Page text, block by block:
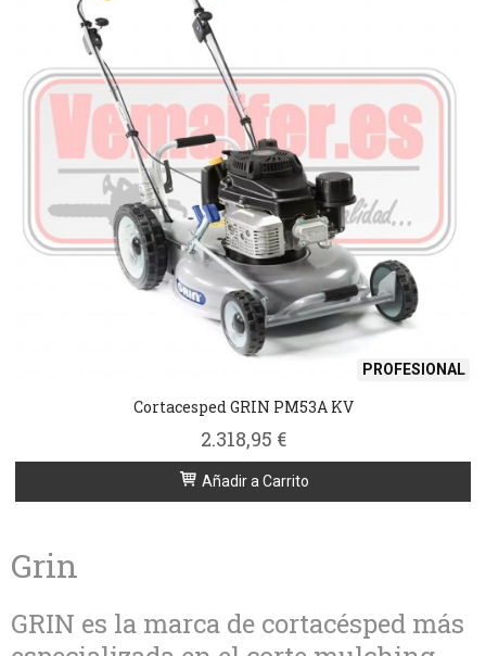
PROFESIONAL
Cortacesped GRIN PM53A KV
2.318,95 €
Añadir a Carrito
Grin
GRIN es la marca de cortacésped más